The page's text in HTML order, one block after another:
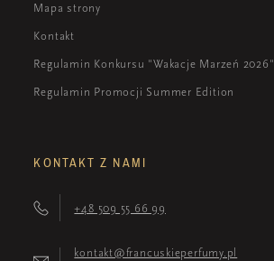
Mapa strony
Kontakt
Regulamin Konkursu "Wakacje Marzeń 2026"
Regulamin Promocji Summer Edition
KONTAKT Z NAMI
+48 509 55 66 99
kontakt@francuskieperfumy.pl